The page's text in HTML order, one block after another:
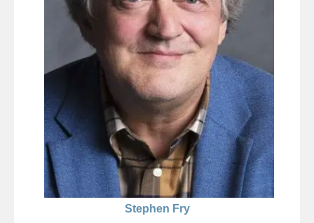
Stephen Fry